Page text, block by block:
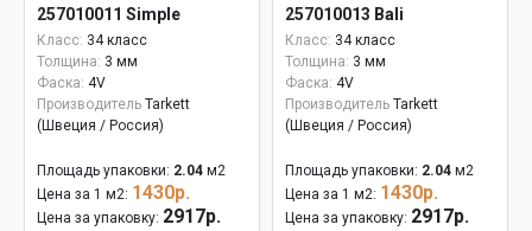
257010011 Simple
Класс: 34 класс
Толщина: 3 мм
Фаска: 4V
Производитель Tarkett
(Швеция / Россия)
Площадь упаковки: 2.04 м2
Цена за 1 м2: 1430р.
Цена за упаковку: 2917р.
257010013 Bali
Класс: 34 класс
Толщина: 3 мм
Фаска: 4V
Производитель Tarkett
(Швеция / Россия)
Площадь упаковки: 2.04 м2
Цена за 1 м2: 1430р.
Цена за упаковку: 2917р.